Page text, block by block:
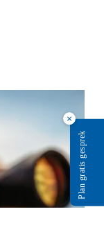
×
Plan gratis gesprek